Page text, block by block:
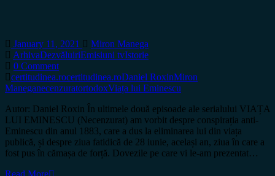
January 11, 2021
Miron Manega
ArhivaDezvăluiriEmisiuni tvIstorie
0 Comment
certitudinea.rocertitudinea.roDaniel RoxinMiron
ManeganecenzuratortodoxViața lui Eminescu
Autor: Daniel Roxin În ultimele două episoade ale serialului VIAȚA
LUI EMINESCU (Necenzurat) am vorbit despre conspirația anti-
Eminescu din anul 1883, care a dus la eliminarea lui din viața
publică, și despre ziua fatidică de 28 iunie, același an, ziua în care a
fost pus în cămașa de forță. Dovezile pe care vi le-am prezentat…
Read More